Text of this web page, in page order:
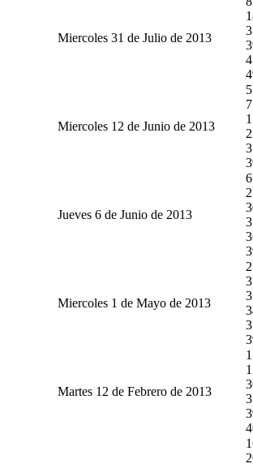
Miercoles 31 de Julio de 2013
Miercoles 12 de Junio de 2013
5
7
Jueves 6 de Junio de 2013
6
Miercoles 1 de Mayo de 2013
2
3
Martes 12 de Febrero de 2013
1